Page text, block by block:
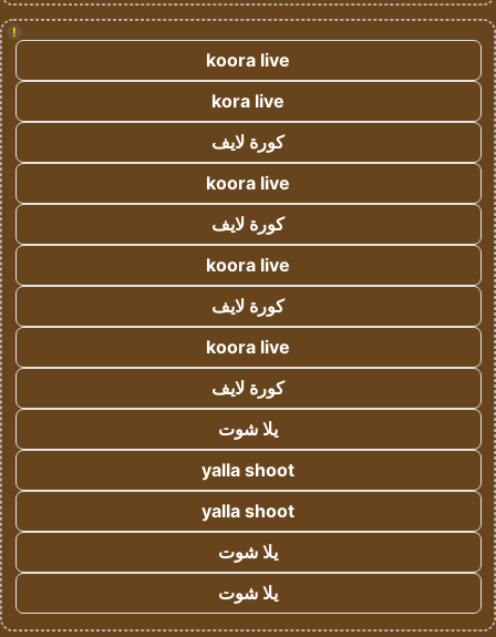
!
koora live
kora live
كورة لايف
koora live
كورة لايف
koora live
كورة لايف
koora live
كورة لايف
يلا شوت
yalla shoot
yalla shoot
يلا شوت
يلا شوت